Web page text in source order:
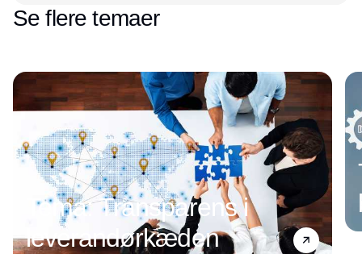
Se flere temaer
Tema: Transparens i
leverandørkæden